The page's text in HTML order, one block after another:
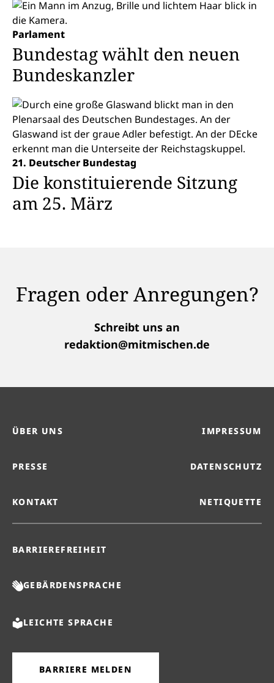
Parlament
Bundestag wählt den neuen
Bundeskanzler
21. Deutscher Bundestag
Die konstituierende Sitzung
am 25. März
Fragen oder Anregungen?
Schreibt uns an
redaktion@mitmischen.de
ÜBER UNS IMPRESSUM
PRESSE DATENSCHUTZ
KONTAKT NETIQUETTE
BARRIEREFREIHEIT
GEBÄRDENSPRACHE
LEICHTE SPRACHE
BARRIERE MELDEN